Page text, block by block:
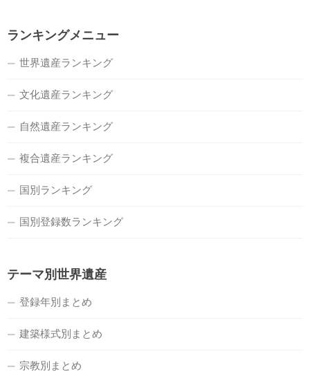
ランキングメニュー
世界遺産ランキング
文化遺産ランキング
自然遺産ランキング
複合遺産ランキング
国別ランキング
国別登録数ランキング
テーマ別世界遺産
登録年別まとめ
建築様式別まとめ
宗教別まとめ